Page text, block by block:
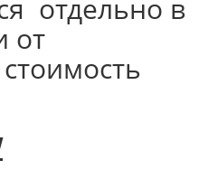
отдельно в
от